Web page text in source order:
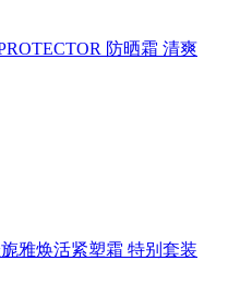
防晒霜 清爽
雅焕活紧塑霜 特别套装